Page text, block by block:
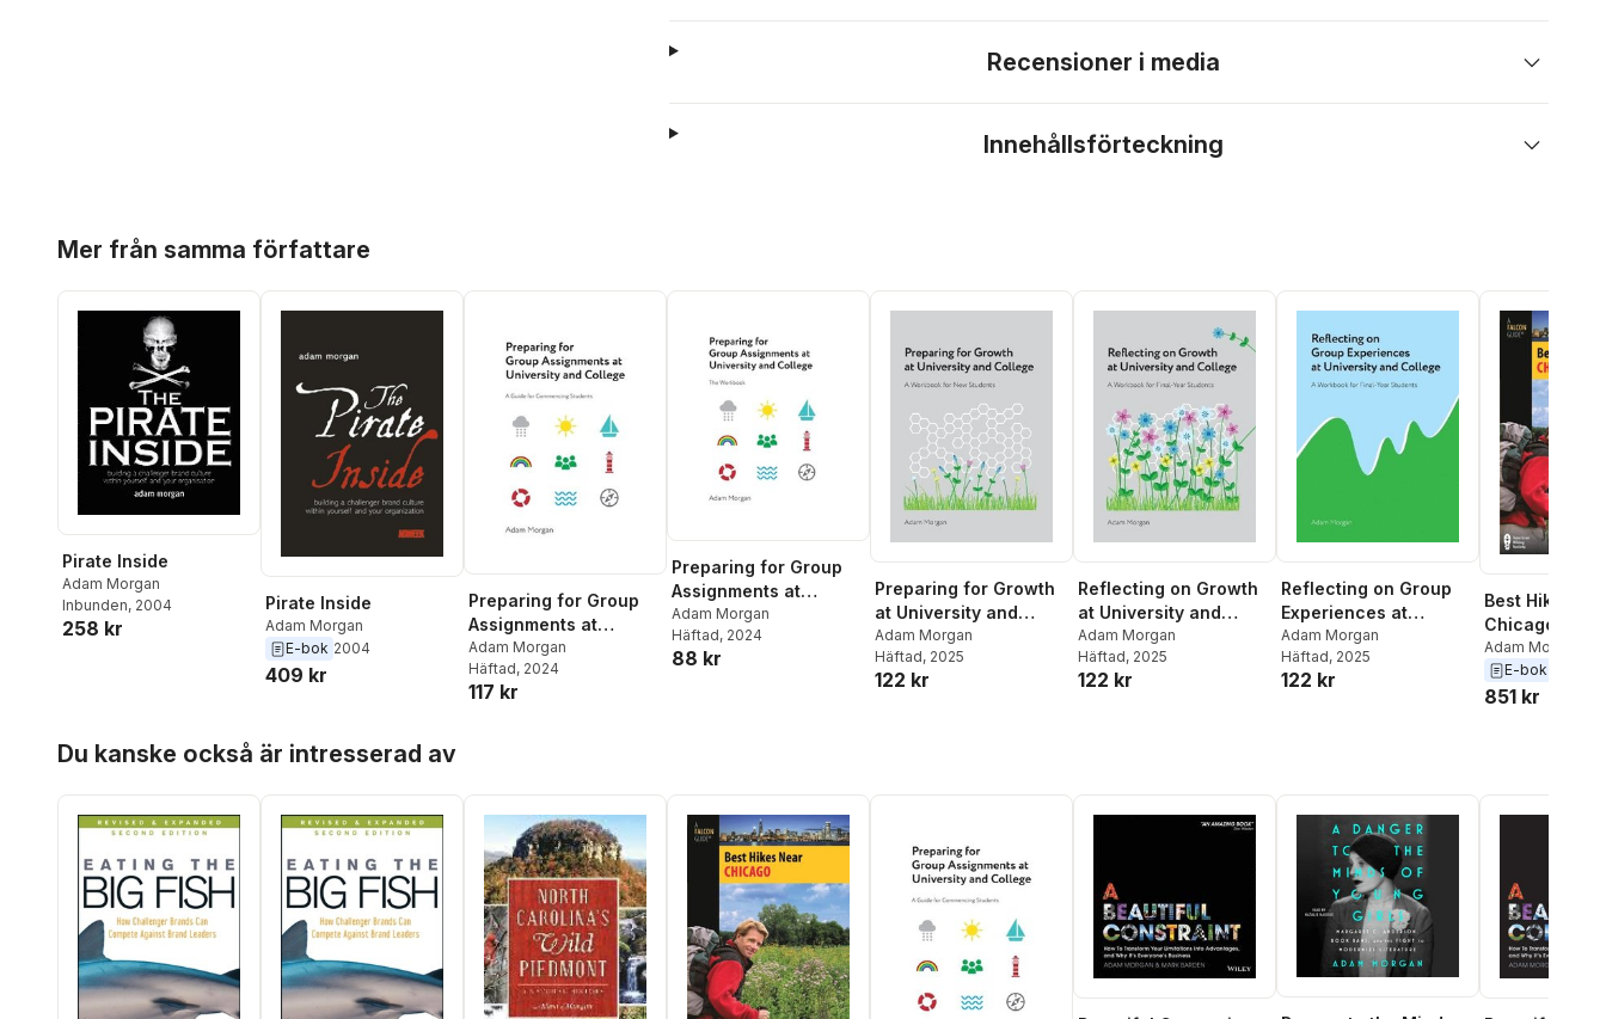
Recensioner i media
Innehållsförteckning
Mer från samma författare
Pirate Inside
Adam Morgan
Inbunden, 2004
258 kr
Pirate Inside
Adam Morgan
E-bok 2004
409 kr
Preparing for Group
Assignments at
University and College
Adam Morgan
Häftad, 2024
117 kr
Preparing for Group
Assignments at
University and College
Adam Morgan
Häftad, 2024
88 kr
Preparing for Growth
at University and
College
Adam Morgan
Häftad, 2025
122 kr
Reflecting on Growth
at University and
College
Adam Morgan
Häftad, 2025
122 kr
Reflecting on Group
Experiences at
University and College
Adam Morgan
Häftad, 2025
122 kr
Best Hikes
Chicago
Adam Morgan
E-bok
851 kr
Du kanske också är intresserad av